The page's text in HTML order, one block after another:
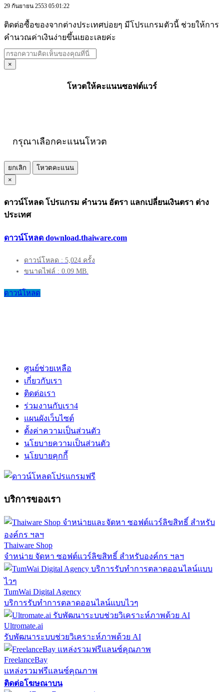
29 กันยายน 2553 05:01:22
ติดต่อซื้อของจากต่างประเทศบ่อยๆ มีโปรแกรมตัวนี้ ช่วยให้การ
คำนวณค่าเงินง่ายขึ้นเยอะเลยค่ะ
×
โหวตให้คะแนนซอฟต์แวร์
กรุณาเลือกคะแนนโหวต
ยกเลิก
โหวตคะแนน
×
ดาวน์โหลด โปรแกรม คำนวน อัตรา แลกเปลี่ยนเงินตรา ต่าง
ประเทศ
ดาวน์โหลด download.thaiware.com
ดาวน์โหลด : 5,024 ครั้ง
ขนาดไฟล์ : 0.09 MB.
ดาวน์โหลด
ศูนย์ช่วยเหลือ
เกี่ยวกับเรา
ติดต่อเรา
ร่วมงานกับเรา4
แผนผังเว็บไซต์
ตั้งค่าความเป็นส่วนตัว
นโยบายความเป็นส่วนตัว
นโยบายคุกกี้
บริการของเรา
Thaiware Shop
จำหน่าย จัดหา ซอฟต์แวร์ลิขสิทธิ์ สำหรับองค์กร ฯลฯ
TumWai Digital Agency
บริการรับทำการตลาดออนไลน์แบบไวๆ
Ultromate.ai
รับพัฒนาระบบช่วยวิเคราะห์ภาพด้วย AI
FreelanceBay
แหล่งรวมฟรีแลนซ์คุณภาพ
ติดต่อโฆษณาบน